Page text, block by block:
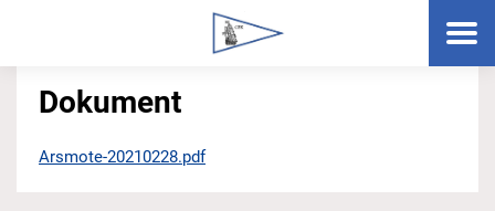
Dokument
Arsmote-20210228.pdf